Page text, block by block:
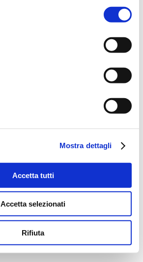
Mostra dettagli
Accetta tutti
Accetta selezionati
Rifiuta